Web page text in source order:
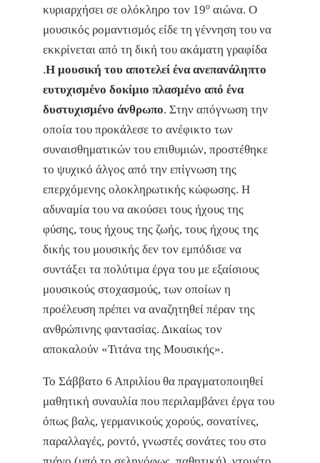
κυριαρχήσει σε ολόκληρο τον 19ο αιώνα. Ο
μουσικός ρομαντισμός είδε τη γέννηση του να
εκκρίνεται από τη δική του ακάματη γραφίδα
.Η μουσική του αποτελεί ένα ανεπανάληπτο
ευτυχισμένο δοκίμιο πλασμένο από ένα
δυστυχισμένο άνθρωπο. Στην απόγνωση την
οποία του προκάλεσε το ανέφικτο των
συναισθηματικών του επιθυμιών, προστέθηκε
το ψυχικό άλγος από την επίγνωση της
επερχόμενης ολοκληρωτικής κώφωσης. Η
αδυναμία του να ακούσει τους ήχους της
φύσης, τους ήχους της ζωής, τους ήχους της
δικής του μουσικής δεν τον εμπόδισε να
συντάξει τα πολύτιμα έργα του με εξαίσιους
μουσικούς στοχασμούς, των οποίων η
προέλευση πρέπει να αναζητηθεί πέραν της
ανθρώπινης φαντασίας. Δικαίως τον
αποκαλούν «Τιτάνα της Μουσικής».
Το Σάββατο 6 Απριλίου θα πραγματοποιηθεί
μαθητική συναυλία που περιλαμβάνει έργα του
όπως βαλς, γερμανικούς χορούς, σονατίνες,
παραλλαγές, ροντό, γνωστές σονάτες του στο